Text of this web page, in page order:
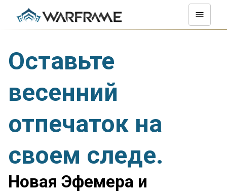
Оставьте
весенний
отпечаток на
своем следе.
Новая Эфемера и